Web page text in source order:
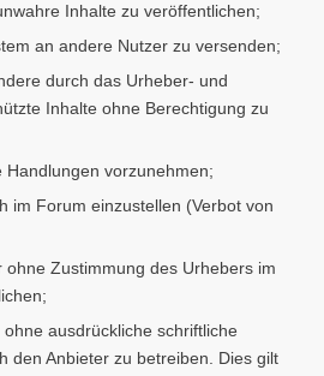
Inhalte zu veröffentlichen;
an andere Nutzer zu versenden;
durch das Urheber- und
Inhalte ohne Berechtigung zu
Handlungen vorzunehmen;
im Forum einzustellen (Verbot von
ohne Zustimmung des Urhebers im
ausdrückliche schriftliche
den Anbieter zu betreiben. Dies gilt